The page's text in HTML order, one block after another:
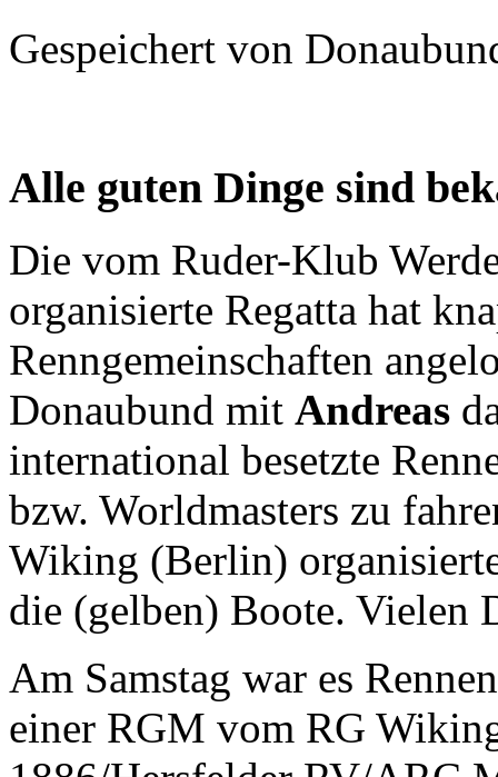
Gespeichert von
Alle guten Dinge sind
Die vom Ruder-Klub
organisierte Regatta hat
Renngemeinschaften
Donaubund mit Andreas
international besetzte
bzw. Worldmasters zu
Wiking (Berlin)
die (gelben) Boote. Vielen
Am Samstag war es
einer RGM vom RG